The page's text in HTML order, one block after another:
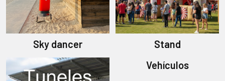
Sky dancer Stand
Vehículos